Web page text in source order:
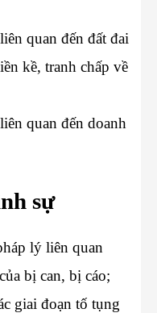
quan đến đất đai
kề, tranh chấp về
quan đến doanh
sự
lý liên quan
bị can, bị cáo;
giai đoạn tố tụng